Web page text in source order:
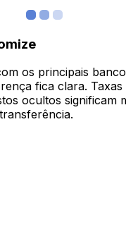
os principais
fica clara. Taxas
ocultos significam